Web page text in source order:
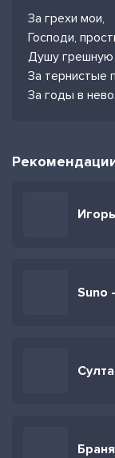
За грехи мои,
Господи,
Душу
За тернистые
За годы в
Suno -